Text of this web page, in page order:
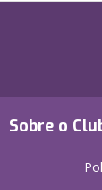
Sobre o